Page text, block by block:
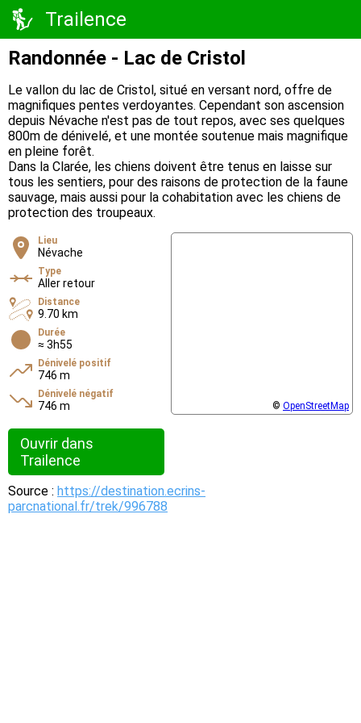
Trailence
Randonnée - Lac de Cristol
Le vallon du lac de Cristol, situé en versant nord, offre de
magnifiques pentes verdoyantes. Cependant son ascension
depuis Névache n'est pas de tout repos, avec ses quelques
800m de dénivelé, et une montée soutenue mais magnifique
en pleine forêt.
Dans la Clarée, les chiens doivent être tenus en laisse sur
tous les sentiers, pour des raisons de protection de la faune
sauvage, mais aussi pour la cohabitation avec les chiens de
protection des troupeaux.
Lieu
Névache
Type
Aller retour
Distance
9.70 km
Durée
≈ 3h55
Dénivelé positif
746 m
Dénivelé négatif
746 m
Ouvrir dans
Trailence
© OpenStreetMap
Source : https://destination.ecrins-
parcnational.fr/trek/996788